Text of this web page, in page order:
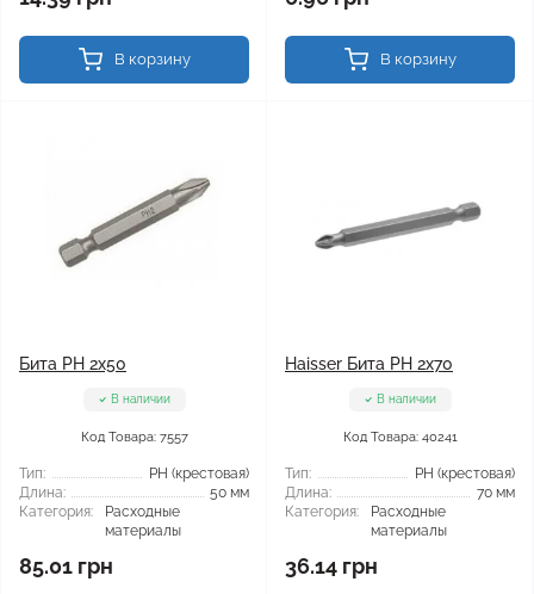
В корзину В корзину
Бита PH 2x50
В наличии
Код Товара: 7557
Тип:
РН (крестовая)
Длина:
50 мм
Категория:
Расходные
материалы
85.01 грн
Haisser Бита PH 2x70
В наличии
Код Товара: 40241
Тип:
РН (крестовая)
Длина:
70 мм
Категория:
Расходные
материалы
36.14 грн